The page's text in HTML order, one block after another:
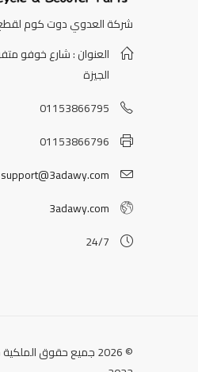
شركة العدوي دوت كوم لقطع
العنوان : شارع خوفو
الجيزة
01153866795
01153866796
support@3adawy.com
3adawy.com
24/7
© 2026 جميع حقوق الملكية محفوظة لشركة